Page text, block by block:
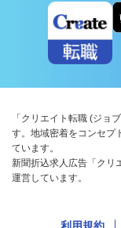
「クリエイト転職 (ジョ
す。地域密着をコンセプ
ています。
新聞折込求人広告「クリ
運営しています。